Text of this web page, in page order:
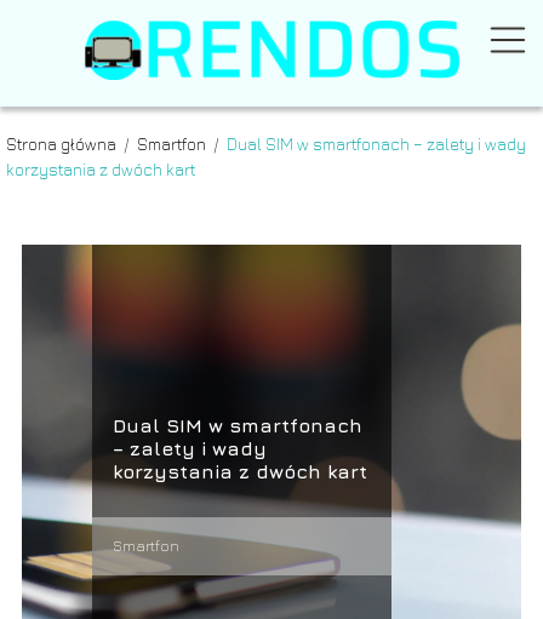
Strona główna / Smartfon / Dual SIM w smartfonach – zalety i wady
korzystania z dwóch kart
Dual SIM w smartfonach
– zalety i wady
korzystania z dwóch kart
Smartfon